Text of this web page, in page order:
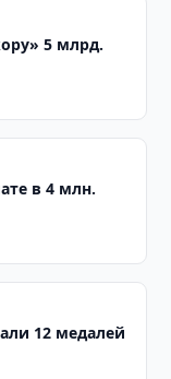
5 млрд.
в 4 млн.
12 медалей